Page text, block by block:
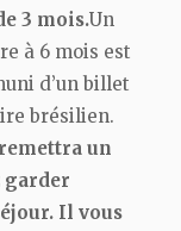
3 mois.Un
à 6 mois est
d’un billet
brésilien.
un
garder
Il vous